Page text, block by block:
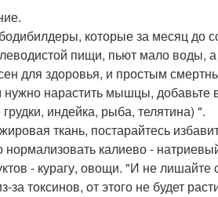
которые за месяц до
пищи, пьют мало
для здоровья, и простым
нужно нарастить мышцы,
индейка, рыба, телятина) ".
ткань, постарайтесь
калиево -
- курагу, овощи. "И не
за токсинов, от этого не будет